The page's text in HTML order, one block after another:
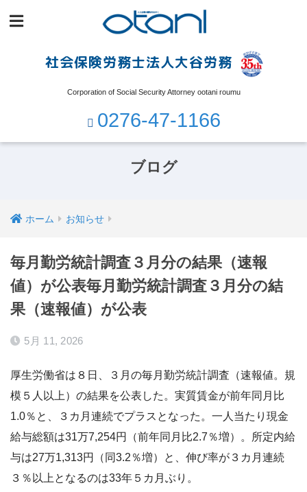
社会保険労務士法人大谷労務
Corporation of Social Security Attorney ootani roumu
0276-47-1166
ブログ
ホーム お知らせ
毎月勤労統計調査３月分の結果（速報
値）が公表毎月勤労統計調査３月分の結
果（速報値）が公表
5月 11, 2026
厚生労働省は８日、３月の毎月勤労統計調査（速報値。規
模５人以上）の結果を公表した。実質賃金が前年同月比
1.0％と、３カ月連続でプラスとなった。一人当たり現金
給与総額は31万7,254円（前年同月比2.7％増）。所定内給
与は27万1,313円（同3.2％増）と、伸び率が３カ月連続
３％以上となるのは33年５カ月ぶり。